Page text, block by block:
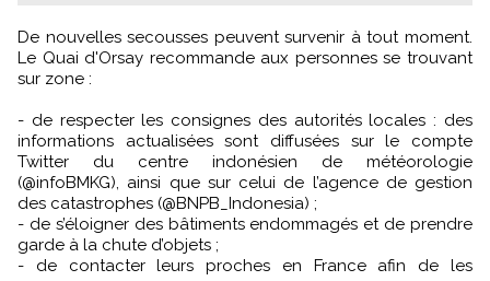
De nouvelles secousses peuvent survenir à tout moment.
Le Quai d'Orsay recommande aux personnes se trouvant
sur zone :
- de respecter les consignes des autorités locales : des
informations actualisées sont diffusées sur le compte
Twitter du centre indonésien de météorologie
(@infoBMKG), ainsi que sur celui de l’agence de gestion
des catastrophes (@BNPB_Indonesia) ;
- de s’éloigner des bâtiments endommagés et de prendre
garde à la chute d’objets ;
- de contacter leurs proches en France afin de les